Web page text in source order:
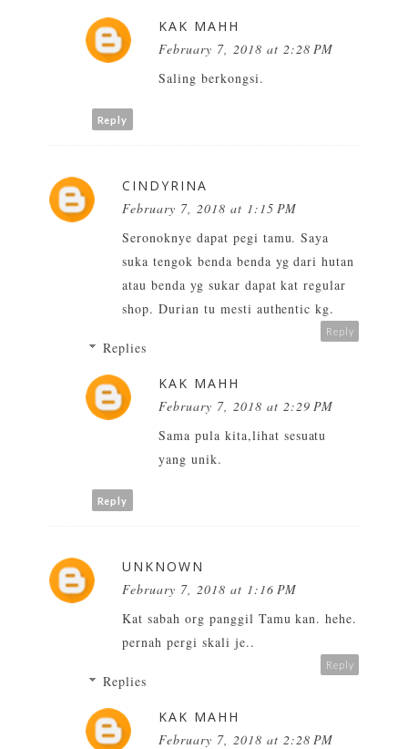
KAK MAHH
February 7, 2018 at 2:28 PM
Saling berkongsi.
Reply
CINDYRINA
February 7, 2018 at 1:15 PM
Seronoknye dapat pegi tamu. Saya
suka tengok benda benda yg dari hutan
atau benda yg sukar dapat kat regular
shop. Durian tu mesti authentic kg.
Reply
Replies
KAK MAHH
February 7, 2018 at 2:29 PM
Sama pula kita,lihat sesuatu
yang unik.
Reply
UNKNOWN
February 7, 2018 at 1:16 PM
Kat sabah org panggil Tamu kan. hehe.
pernah pergi skali je..
Reply
Replies
KAK MAHH
February 7, 2018 at 2:28 PM